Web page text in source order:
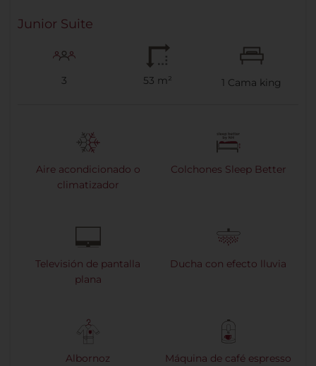
Junior Suite
3 53 m² 1 Cama king
Aire acondicionado o
climatizador
Colchones Sleep Better
Televisión de pantalla
plana
Ducha con efecto lluvia
Albornoz Máquina de café espresso